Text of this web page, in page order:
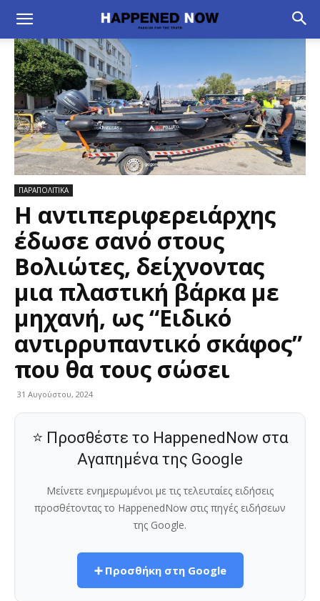
ΠΑΡΑΠΟΛΙΤΙΚΑ
Η αντιπεριφερειάρχης
έδωσε σανό στους
Βολιώτες, δείχνοντας
μια πλαστική βάρκα με
μηχανή, ως “Ειδικό
αντιρρυπαντικό σκάφος”
που θα τους σώσει
31 Αυγούστου, 2024
⭐ Προσθέστε το HappenedNow στα
Αγαπημένα της Google
Μείνετε ενημερωμένοι με τις τελευταίες ειδήσεις
προσθέτοντας το HappenedNow στις πηγές ειδήσεων
της Google.
➕ Προσθήκη στη Google